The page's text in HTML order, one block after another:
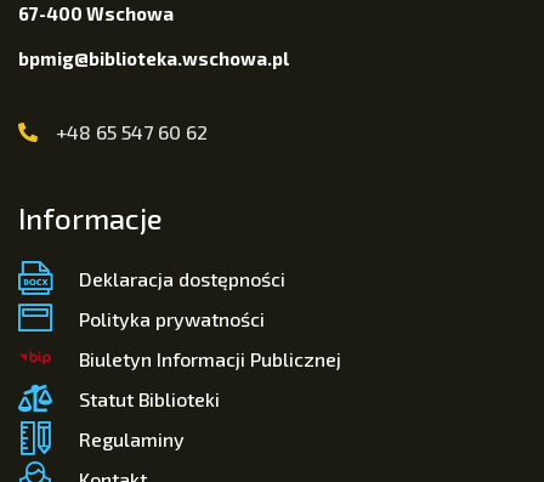
67-400 Wschowa
bpmig@biblioteka.wschowa.pl
+48 65 547 60 62
Informacje
Deklaracja dostępności
Polityka prywatności
Biuletyn Informacji Publicznej
Statut Biblioteki
Regulaminy